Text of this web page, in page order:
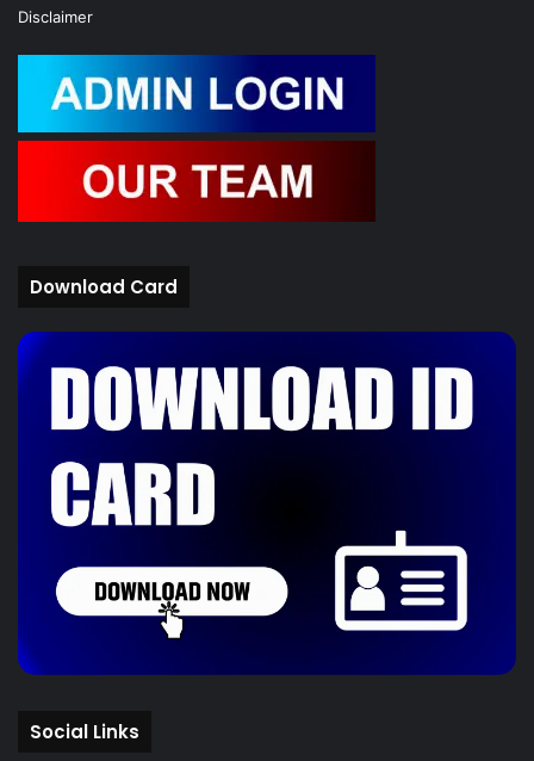
Disclaimer
Download Card
Social Links